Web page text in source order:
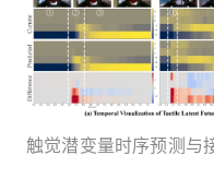
触觉潜变量时序预测与